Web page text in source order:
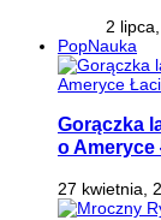
2
PopNauka
Gorączka
o
27 kwietnia,